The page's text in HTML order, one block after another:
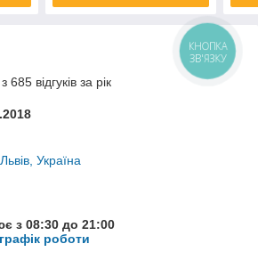
відгуків за рік
Україна
з 08:30 до 21:00
роботи
КНОПКА
ЗВ'ЯЗКУ